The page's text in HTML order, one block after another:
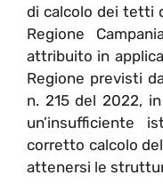
di calcolo dei tetti
Regione
attribuito in
Regione previsti
n. 215 del 2022,
un’insufficiente
corretto calcolo
attenersi le